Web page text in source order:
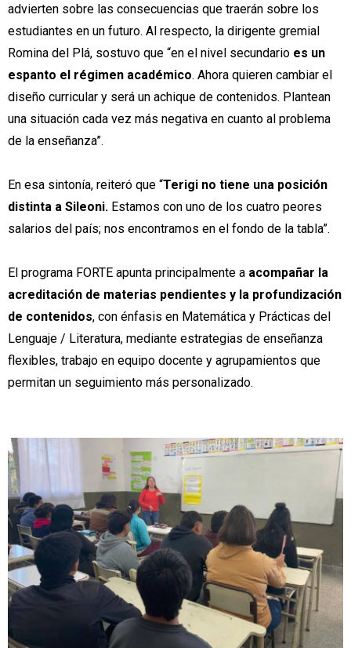
advierten sobre las consecuencias que traerán sobre los
estudiantes en un futuro. Al respecto, la dirigente gremial
Romina del Plá, sostuvo que “en el nivel secundario es un
espanto el régimen académico. Ahora quieren cambiar el
diseño curricular y será un achique de contenidos. Plantean
una situación cada vez más negativa en cuanto al problema
de la enseñanza”.
En esa sintonía, reiteró que “Terigi no tiene una posición
distinta a Sileoni. Estamos con uno de los cuatro peores
salarios del país; nos encontramos en el fondo de la tabla”.
El programa FORTE apunta principalmente a acompañar la
acreditación de materias pendientes y la profundización
de contenidos, con énfasis en Matemática y Prácticas del
Lenguaje / Literatura, mediante estrategias de enseñanza
flexibles, trabajo en equipo docente y agrupamientos que
permitan un seguimiento más personalizado.